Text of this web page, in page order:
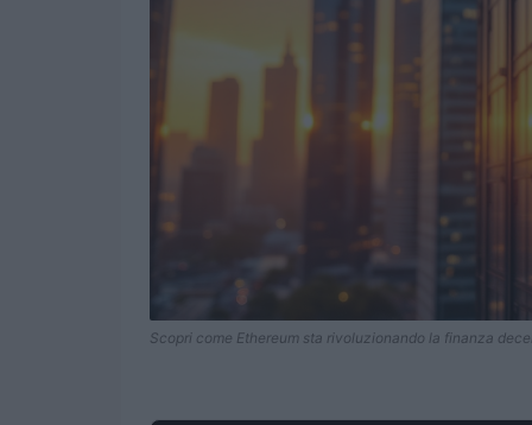
Scopri come Ethereum sta rivoluzionando la finanza